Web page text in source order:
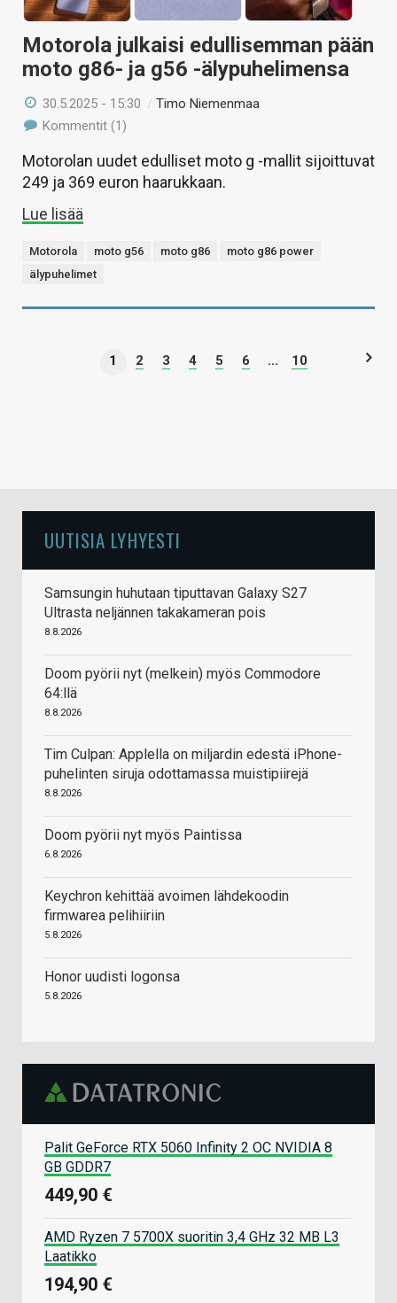
Motorola julkaisi edullisemman pään
moto g86- ja g56 -älypuhelimensa
30.5.2025 - 15:30 /Timo Niemenmaa
Kommentit (1)
Motorolan uudet edulliset moto g -mallit sijoittuvat
249 ja 369 euron haarukkaan.
Lue lisää
Motorola moto g56 moto g86
moto g86 power
älypuhelimet
1 2 3 4 5 6 ... 10
UUTISIA LYHYESTI
Samsungin huhutaan tiputtavan Galaxy S27
Ultrasta neljännen takakameran pois
8.8.2026
Doom pyörii nyt (melkein) myös Commodore
64:llä
8.8.2026
Tim Culpan: Applella on miljardin edestä iPhone-
puhelinten siruja odottamassa muistipiirejä
8.8.2026
Doom pyörii nyt myös Paintissa
6.8.2026
Keychron kehittää avoimen lähdekoodin
firmwarea pelihiiriin
5.8.2026
Honor uudisti logonsa
5.8.2026
Palit GeForce RTX 5060 Infinity 2 OC NVIDIA 8
GB GDDR7
449,90 €
AMD Ryzen 7 5700X suoritin 3,4 GHz 32 MB L3
Laatikko
194,90 €